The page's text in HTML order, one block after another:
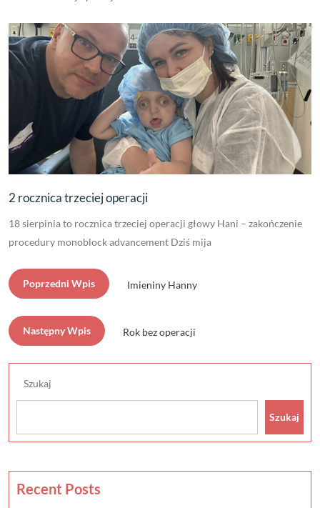
2 rocznica trzeciej operacji
18 sierpinia to rocznica trzeciej operacji głowy Hani – zakończenie
procedury monoblock advancement Dziś mija
Poprzedni Wpis Imieniny Hanny
Następny Wpis Rok bez operacji
Szukaj
Szukaj
Recent Posts